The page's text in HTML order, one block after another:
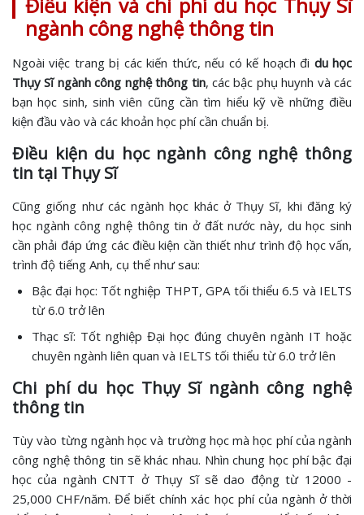
ngành công nghệ thông tin
Ngoài việc trang bị các kiến thức, nếu có kế hoạch đi du học
Thụy Sĩ ngành công nghệ thông tin, các bậc phụ huynh và các
bạn học sinh, sinh viên cũng cần tìm hiểu kỹ về những điều
kiện đầu vào và các khoản học phí cần chuẩn bị.
Điều kiện du học ngành công nghệ thông
tin tại Thụy Sĩ
Cũng giống như các ngành học khác ở Thụy Sĩ, khi đăng ký
học ngành công nghệ thông tin ở đất nước này, du học sinh
cần phải đáp ứng các điều kiện cần thiết như trình độ học vấn,
trình độ tiếng Anh, cụ thể như sau:
Bậc đại học: Tốt nghiệp THPT, GPA tối thiểu 6.5 và IELTS
từ 6.0 trở lên
Thạc sĩ: Tốt nghiệp Đại học đúng chuyên ngành IT hoặc
chuyên ngành liên quan và IELTS tối thiểu từ 6.0 trở lên
Chi phí du học Thụy Sĩ ngành công nghệ
thông tin
Tùy vào từng ngành học và trường học mà học phí của ngành
công nghệ thông tin sẽ khác nhau. Nhìn chung học phí bậc đại
học của ngành CNTT ở Thụy Sĩ sẽ dao động từ 12000 -
25,000 CHF/năm. Để biết chính xác học phí của ngành ở thời